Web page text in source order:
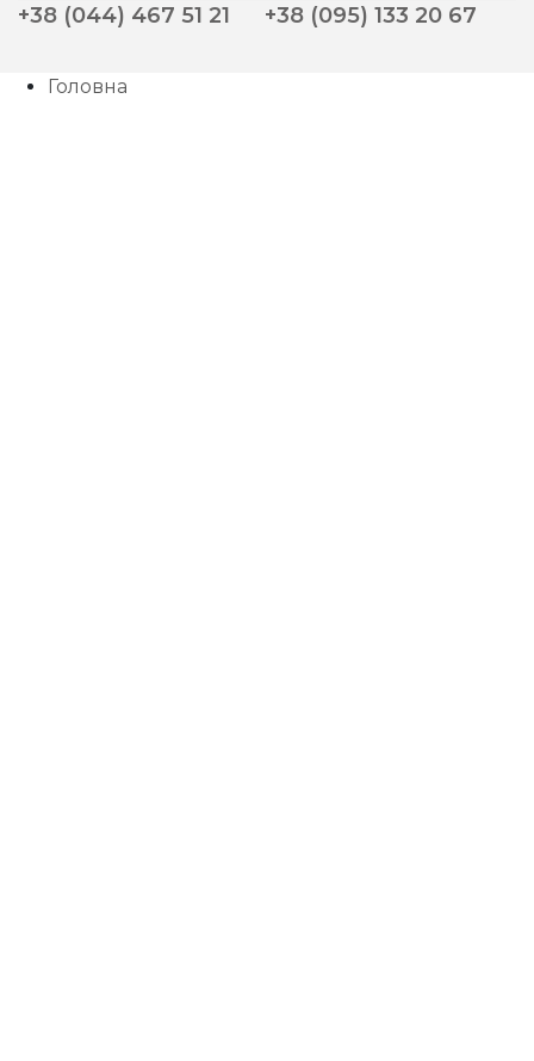
+38 (044) 467 51 21 +38 (095) 133 20 67
Головна